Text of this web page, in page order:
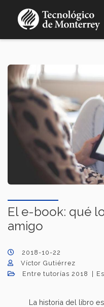
contenido
El e-book: qué
amigo
2018-10-22
Víctor Gutiérrez
Entre tutorías 2018
La historia del libro